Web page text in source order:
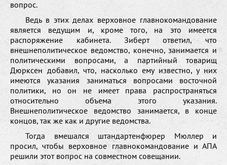
вопрос.
Ведь в этих делах верховное главнокомандование
является ведущим и, кроме того, на это имеется
распоряжение кабинета. Зиберт ответил, что
внешнеполитическое ведомство, конечно, занимается и
политическими вопросами, а партийный товарищ
Дюрксен добавил, что, насколько ему известно, у них
имеются указания заниматься вопросами восточной
политики, но он не имеет права распространяться
относительно объема этого указания.
Внешнеполитическое ведомство занимается, в конце
концов, так же как и другие ведомства.
Тогда вмешался штандартенфюрер Мюллер и
просил, чтобы верховное главнокомандование и АПА
решили этот вопрос на совместном совещании.